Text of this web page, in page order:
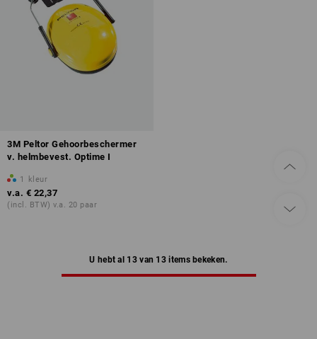
3M Peltor Gehoorbeschermer
v. helmbevest. Optime I
1 kleur
v.a. € 22,37
(incl. BTW) v.a. 20 paar
U hebt al 13 van 13 items bekeken.